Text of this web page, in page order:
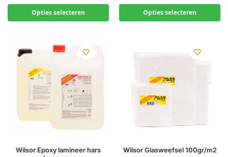
Opties selecteren Opties selecteren
Wilsor Epoxy lamineer hars
Wilsor Glasweefsel 100gr/m2